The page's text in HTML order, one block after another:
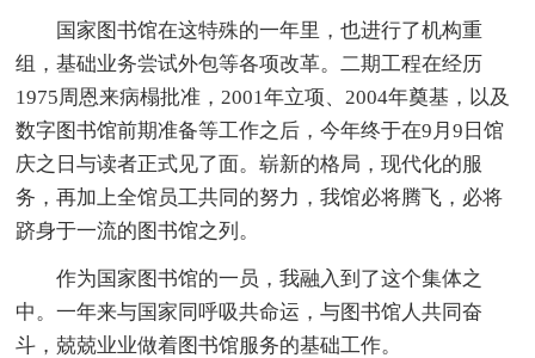
国家图书馆在这特殊的一年里，也进行了机构重
组，基础业务尝试外包等各项改革。二期工程在经历
1975周恩来病榻批准，2001年立项、2004年奠基，以及
数字图书馆前期准备等工作之后，今年终于在9月9日馆
庆之日与读者正式见了面。崭新的格局，现代化的服
务，再加上全馆员工共同的努力，我馆必将腾飞，必将
跻身于一流的图书馆之列。
作为国家图书馆的一员，我融入到了这个集体之
中。一年来与国家同呼吸共命运，与图书馆人共同奋
斗，兢兢业业做着图书馆服务的基础工作。